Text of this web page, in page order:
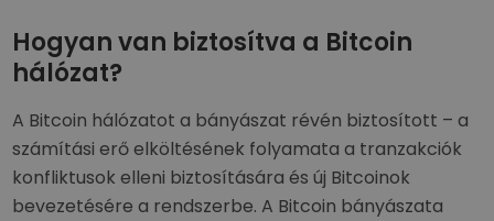
Hogyan van biztosítva a Bitcoin
hálózat?
A Bitcoin hálózatot a bányászat révén biztosított – a
számítási erő elköltésének folyamata a tranzakciók
konfliktusok elleni biztosítására és új Bitcoinok
bevezetésére a rendszerbe. A Bitcoin bányászata